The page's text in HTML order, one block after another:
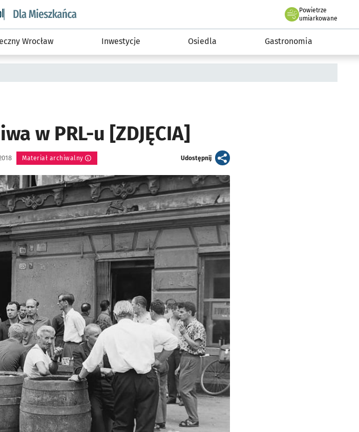
wroclaw.pl podserwis: Dla mieszkańca
Powietrze
we Wrocławiu
umiarkowane
Wrocław Inwestycje Osiedla Gastronomia
w PRL-u [ZDJĘCIA]
Materiał archiwalny Udostępnijartykuł